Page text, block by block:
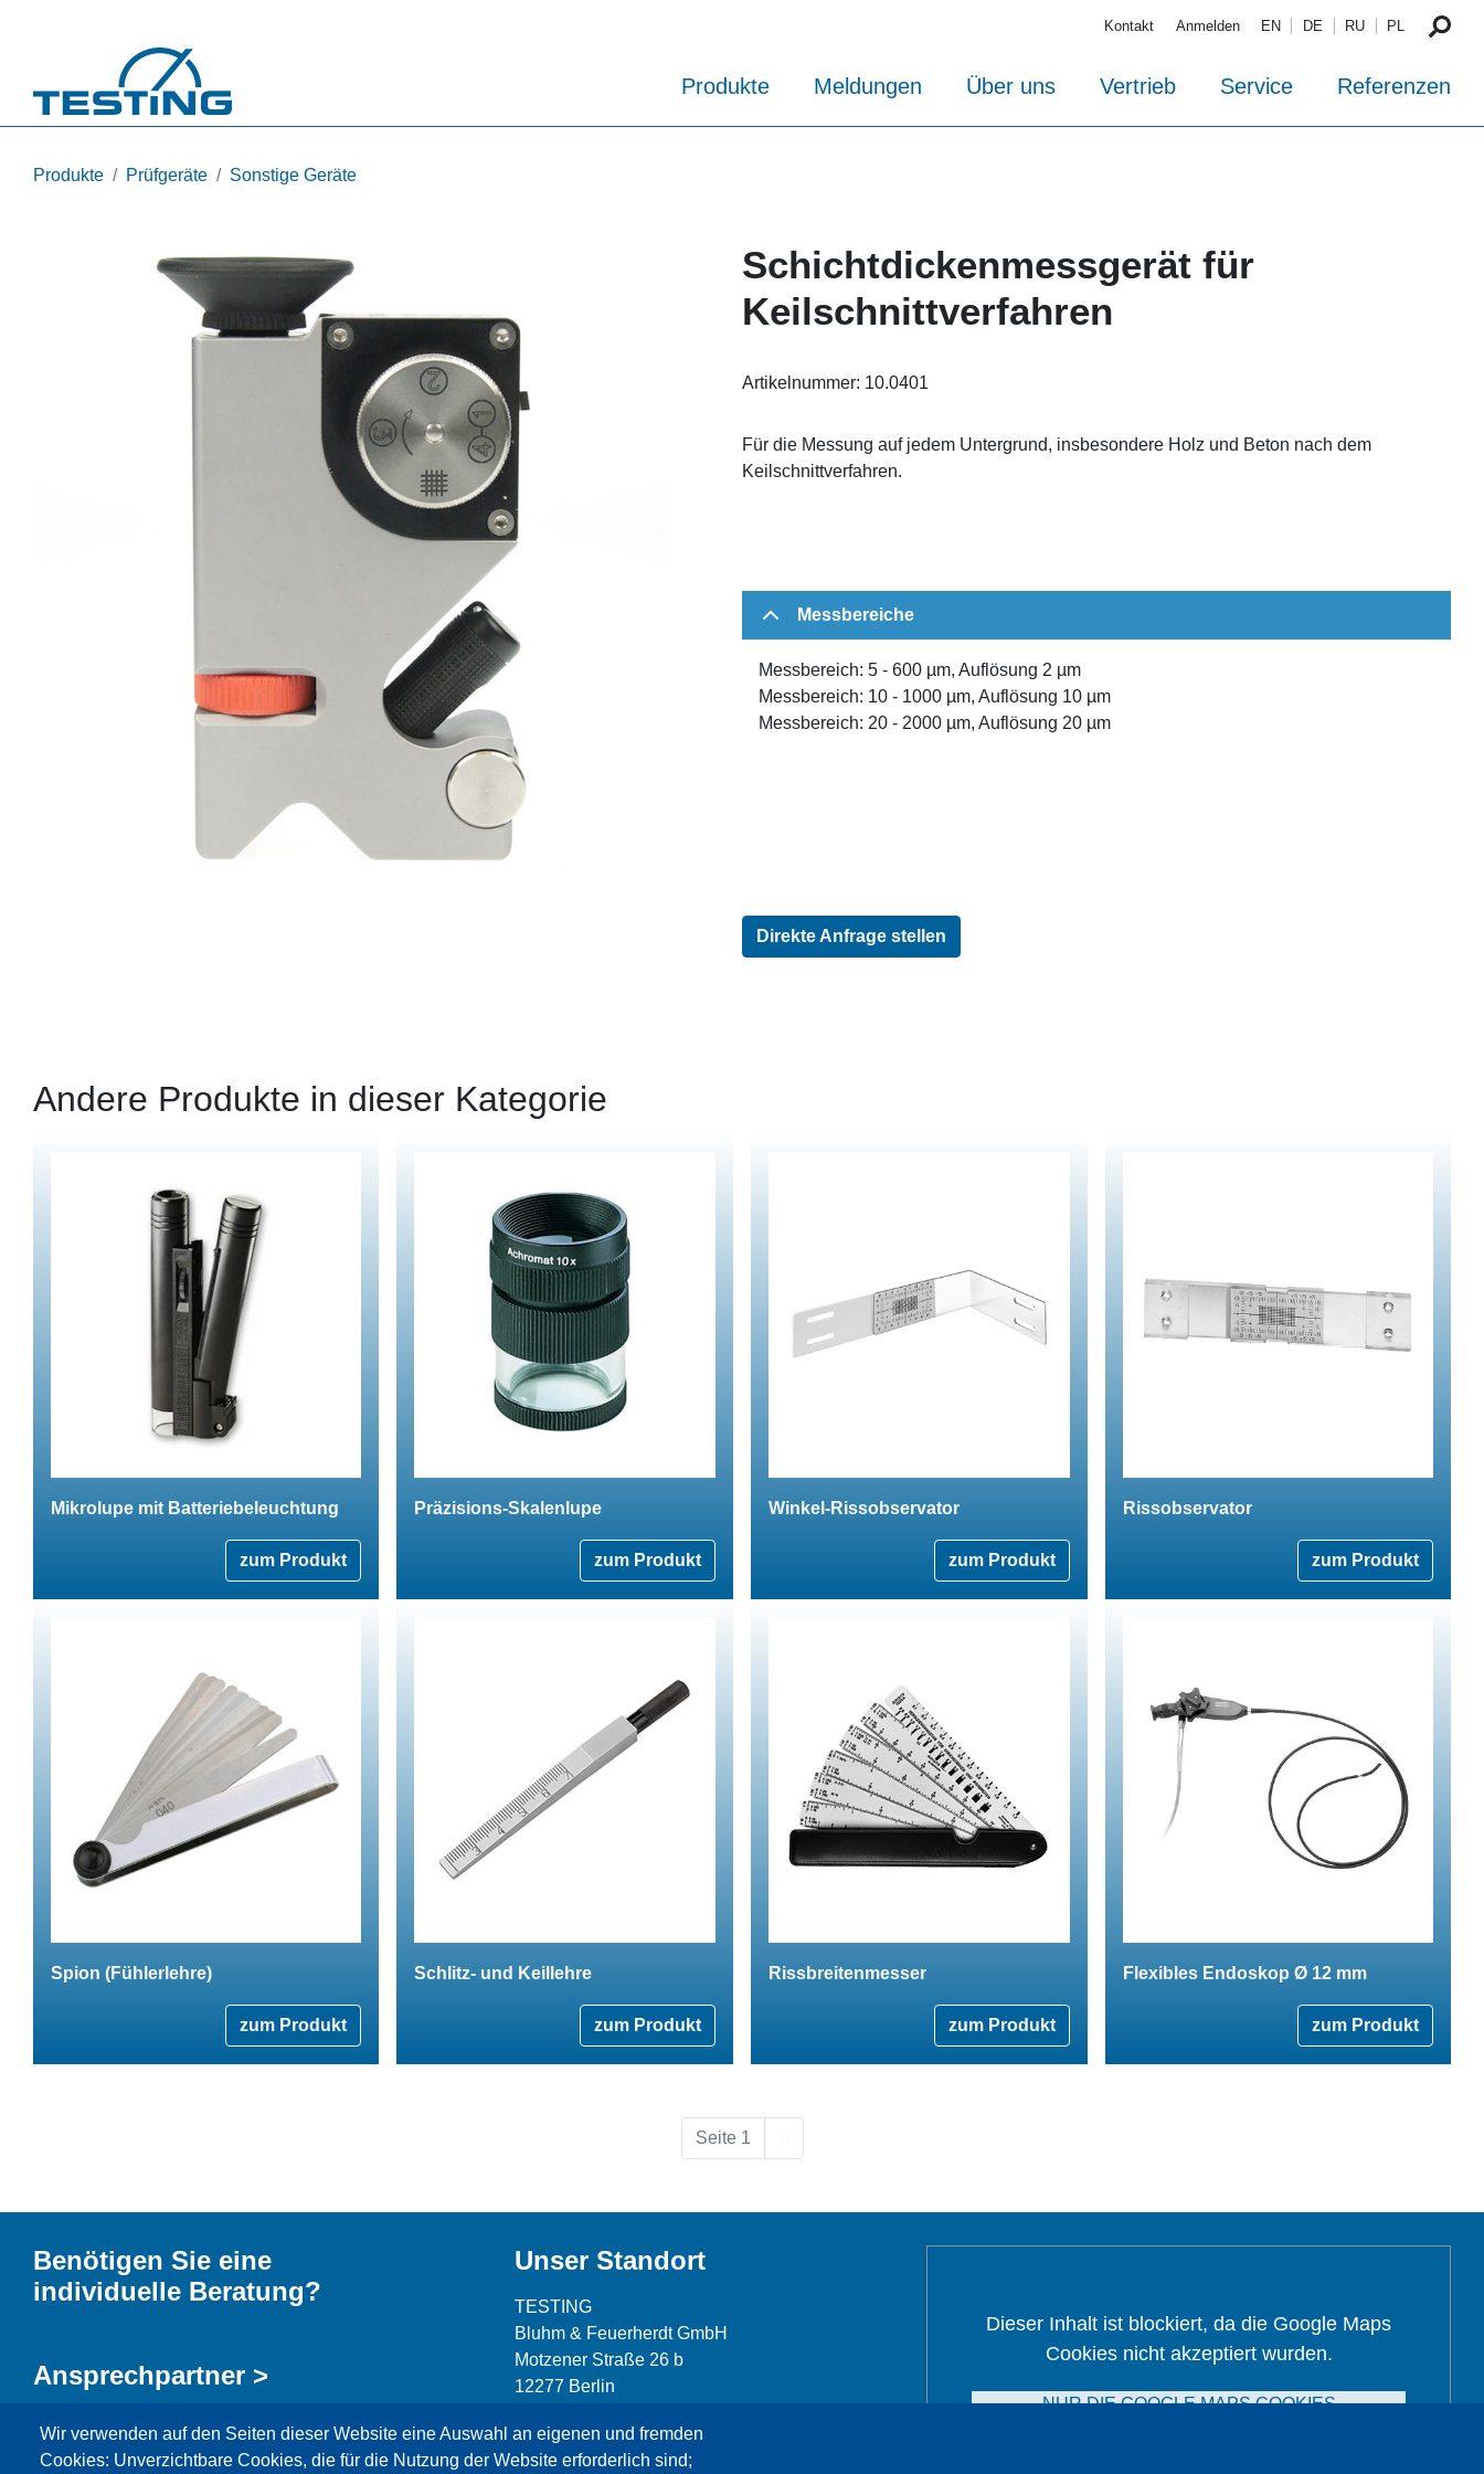
Kontakt Anmelden EN DE RU PL
Produkte Meldungen Über uns Vertrieb Service Referenzen
Produkte Prüfgeräte Sonstige Geräte
Schichtdickenmessgerät für
Keilschnittverfahren
Artikelnummer: 10.0401
Für die Messung auf jedem Untergrund, insbesondere Holz und Beton nach dem
Keilschnittverfahren.
Messbereiche
Messbereich: 5 - 600 µm, Auflösung 2 µm
Messbereich: 10 - 1000 µm, Auflösung 10 µm
Messbereich: 20 - 2000 µm, Auflösung 20 µm
Direkte Anfrage stellen
Andere Produkte in dieser Kategorie
Mikrolupe mit Batteriebeleuchtung
zum Produkt
Präzisions-Skalenlupe
zum Produkt
Winkel-Rissobservator
zum Produkt
Rissobservator
zum Produkt
Spion (Fühlerlehre)
zum Produkt
Schlitz- und Keillehre
zum Produkt
Rissbreitenmesser
zum Produkt
Flexibles Endoskop Ø 12 mm
zum Produkt
Seite 1
Wir verwenden auf den Seiten dieser Website eine Auswahl an eigenen und fremden
Cookies: Unverzichtbare Cookies, die für die Nutzung der Website erforderlich sind;
Benötigen Sie eine
individuelle Beratung?
Ansprechpartner >
Kontaktformular >
Unser Standort
TESTING
Bluhm & Feuerherdt GmbH
Motzener Straße 26 b
12277 Berlin
Telefax: +49 30 7109645-98
Dieser Inhalt ist blockiert, da die Google Maps
Cookies nicht akzeptiert wurden.
NUR DIE GOOGLE MAPS COOKIES